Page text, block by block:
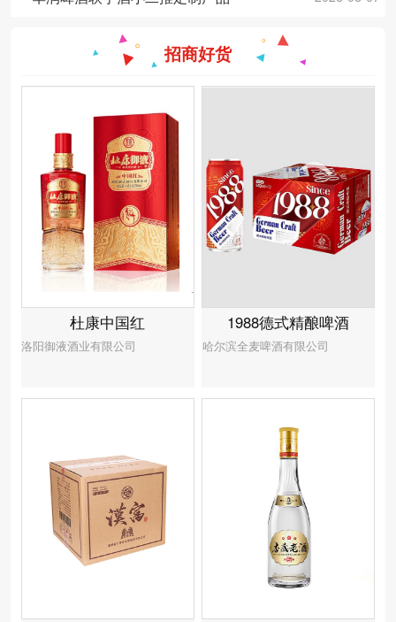
招商好货
杜康中国红
洛阳御液酒业有限公司
1988德式精酿啤酒
哈尔滨全麦啤酒有限公司